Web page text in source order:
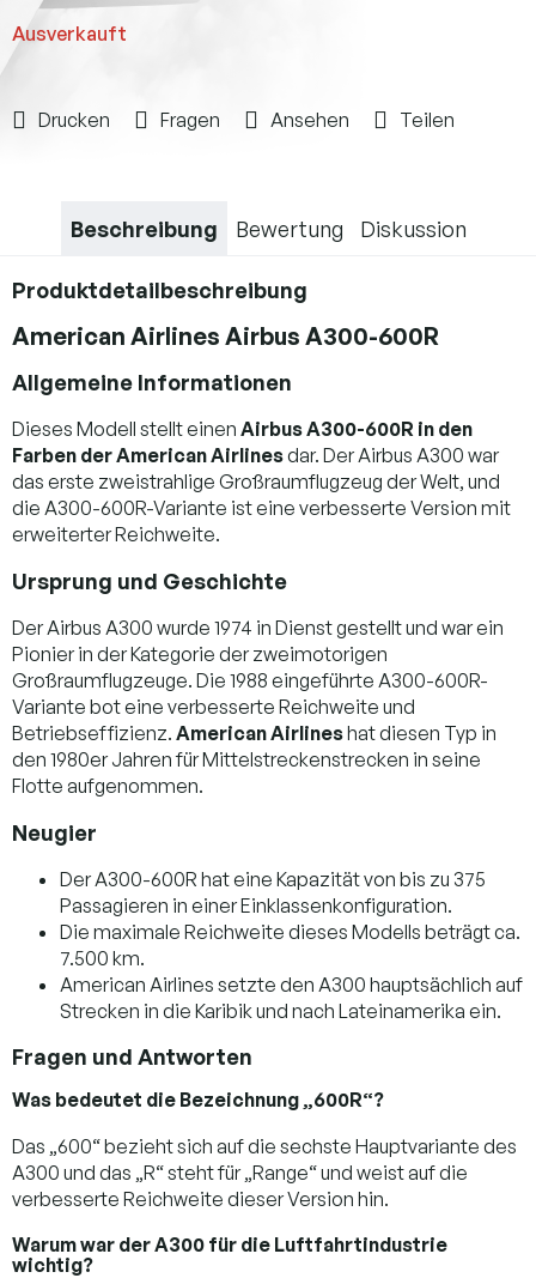
Ausverkauft
Drucken Fragen Ansehen Teilen
Beschreibung Bewertung Diskussion
Produktdetailbeschreibung
American Airlines Airbus A300-600R
Allgemeine Informationen
Dieses Modell stellt einen Airbus A300-600R in den
Farben der American Airlinesdar. Der Airbus A300 war
das erste zweistrahlige Großraumflugzeug der Welt, und
die A300-600R-Variante ist eine verbesserte Version mit
erweiterter Reichweite.
Ursprung und Geschichte
Der Airbus A300 wurde 1974 in Dienst gestellt und war ein
Pionier in der Kategorie der zweimotorigen
Großraumflugzeuge. Die 1988 eingeführte A300-600R-
Variante bot eine verbesserte Reichweite und
Betriebseffizienz. American Airlineshat diesen Typ in
den 1980er Jahren für Mittelstreckenstrecken in seine
Flotte aufgenommen.
Neugier
Der A300-600R hat eine Kapazität von bis zu 375
Passagieren in einer Einklassenkonfiguration.
Die maximale Reichweite dieses Modells beträgt ca.
7.500 km.
American Airlines setzte den A300 hauptsächlich auf
Strecken in die Karibik und nach Lateinamerika ein.
Fragen und Antworten
Was bedeutet die Bezeichnung „600R“?
Das „600“ bezieht sich auf die sechste Hauptvariante des
A300 und das „R“ steht für „Range“ und weist auf die
verbesserte Reichweite dieser Version hin.
Warum war der A300 für die Luftfahrtindustrie
wichtig?